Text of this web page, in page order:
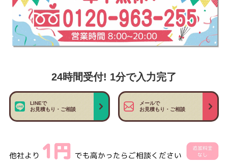
24時間受付! 1分で入力完了
LINEで
お見積もり・ご相談
メールで
お見積もり・ご相談